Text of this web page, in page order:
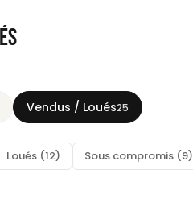
Vendus / Loués25
Loués (12) Sous compromis (9)